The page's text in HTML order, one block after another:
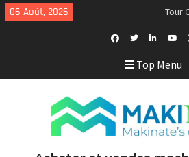
Skip
to
06 Août, 2026
Nous
Facebook
TwitterLinkedin
Profile
Top Menu